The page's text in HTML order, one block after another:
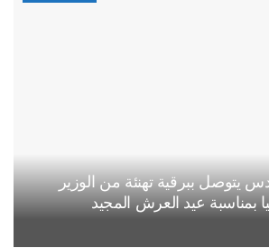
يتوصل ببرقية تهنئة من الوزير
بمناسبة عيد العرش المجيد